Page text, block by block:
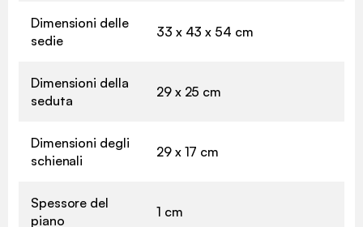
Dimensioni delle
sedie
33 x 43 x 54 cm
Dimensioni della
seduta
29 x 25 cm
Dimensioni degli
schienali
29 x 17 cm
Spessore del
piano
1 cm